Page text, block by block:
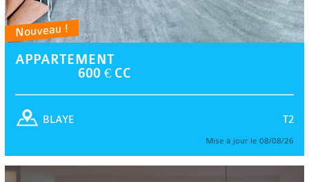
Nouveau !
APPARTEMENT
600 € CC
T2
BLAYE
Mise à jour le 08/08/26